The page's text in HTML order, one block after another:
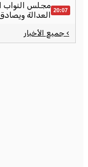
20:07 مجلس النواب
العدالة
› جميع الأخبار